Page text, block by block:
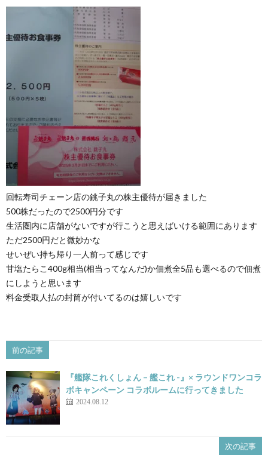
回転寿司チェーン店の銚子丸の株主優待が届きました
500株だったので2500円分です
生活圏内に店舗がないですが行こうと思えばいける範囲にあります
ただ2500円だと微妙かな
せいぜい持ち帰り一人前って感じです
甘塩たらこ400g相当(相当ってなんだ)か佃煮全5品も選べるので佃煮
にしようと思います
料金受取人払の封筒が付いてるのは嬉しいです
前の記事
『艦隊これくしょん – 艦これ -』× ラウンドワンコラ
ボキャンペーン コラボルームに行ってきました
2024.08.12
次の記事